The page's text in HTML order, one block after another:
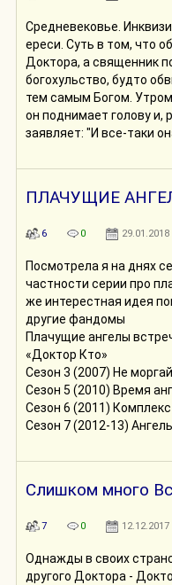
Средневековье.
ереси. Суть в том, что
Доктора, а священник
богохульство, будто
тем самым Богом.
он поднимает голову и,
заявляет: "И все-таки
ПЛАЧУЩИЕ
6 0 29.01.2018
Посмотрела я на днях
частности серии про
же интерестная идея
другие фандомы
Плачущие ангелы
«Доктор Кто»
Сезон 3 (2007) Не моргай
Сезон 5 (2010) Время
Сезон 6 (2011)
Сезон 7 (2012-13) Ангелы
Слишком много
7 0 12.12.2017
Однажды в своих
другого Доктора -